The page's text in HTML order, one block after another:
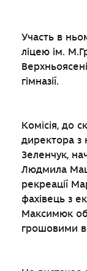
Участь в
ліцею ім.
гімназії.
Комісія, до
директора з
Зеленчук,
Людмила
рекреації
фахівець з
Максимюк
грошовими